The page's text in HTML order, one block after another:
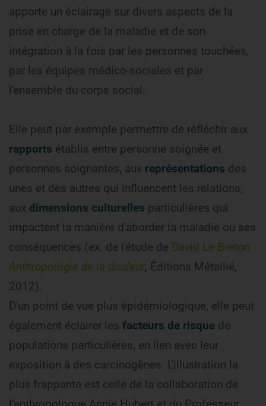
apporte un éclairage sur divers aspects de la
prise en charge de la maladie et de son
intégration à la fois par les personnes touchées,
par les équipes médico-sociales et par
l'ensemble du corps social.
Elle peut par exemple permettre de réfléchir aux
rapports établis entre personne soignée et
personnes soignantes, aux représentations des
unes et des autres qui influencent les relations,
aux dimensions culturelles particulières qui
impactent la manière d'aborder la maladie ou ses
conséquences (ex. de l'étude de David Le Breton :
Anthropologie de la douleur, Éditions Métailié,
2012).
D'un point de vue plus épidémiologique, elle peut
également éclairer les facteurs de risque de
populations particulières, en lien avec leur
exposition à des carcinogènes. L'illustration la
plus frappante est celle de la collaboration de